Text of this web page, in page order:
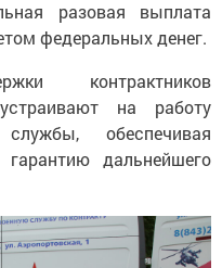
федеральных денег.
на работу
обеспечивая
дальнейшего